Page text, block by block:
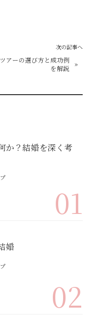
次の記事へ
アーの選び方と成功例
を解説
»
か？結婚を深く考
01
婚
02